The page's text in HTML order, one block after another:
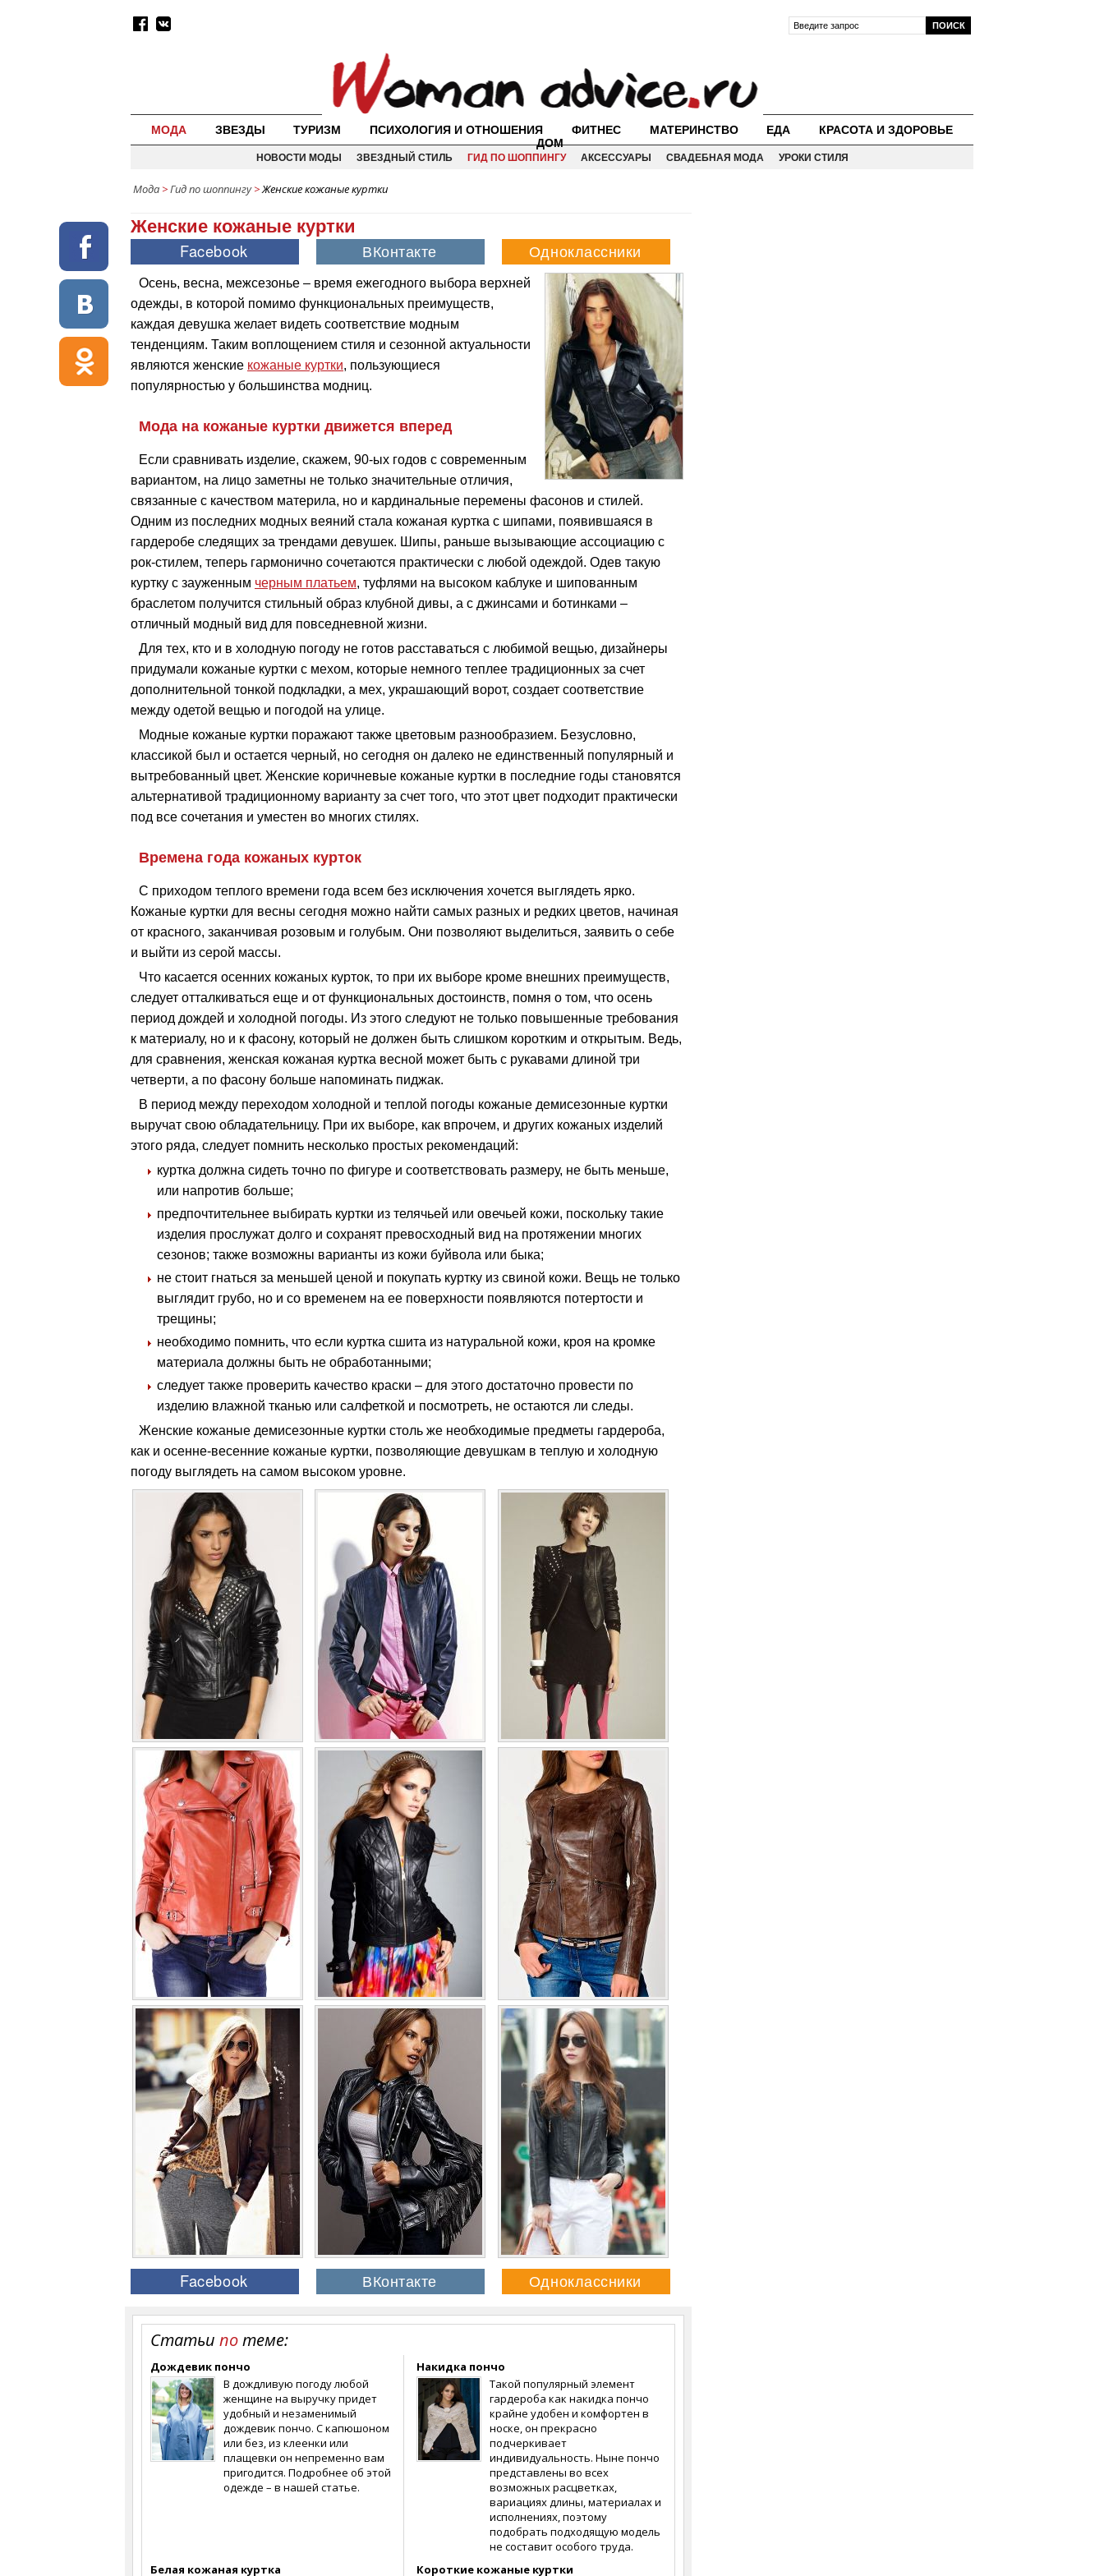
МОДА ЗВЕЗДЫ ТУРИЗМ ПСИХОЛОГИЯ И ОТНОШЕНИЯ ФИТНЕС МАТЕРИНСТВО ЕДА
КРАСОТА И ЗДОРОВЬЕ
ДОМ
НОВОСТИ МОДЫ ЗВЕЗДНЫЙ СТИЛЬ ГИД ПО ШОППИНГУ АКСЕССУАРЫ СВАДЕБНАЯ МОДА УРОКИ СТИЛЯ
Мода >Гид по шоппингу>Женские кожаные куртки
Женские кожаные куртки
Осень, весна, межсезонье – время ежегодного выбора верхней
одежды, в которой помимо функциональных преимуществ,
каждая девушка желает видеть соответствие модным
тенденциям. Таким воплощением стиля и сезонной актуальности
являются женские кожаные куртки, пользующиеся
популярностью у большинства модниц.
Мода на кожаные куртки движется вперед
Если сравнивать изделие, скажем, 90-ых годов с современным
вариантом, на лицо заметны не только значительные отличия,
связанные с качеством материла, но и кардинальные перемены фасонов и стилей.
Одним из последних модных веяний стала кожаная куртка с шипами, появившаяся в
гардеробе следящих за трендами девушек. Шипы, раньше вызывающие ассоциацию с
рок-стилем, теперь гармонично сочетаются практически с любой одеждой. Одев такую
куртку с зауженным черным платьем, туфлями на высоком каблуке и шипованным
браслетом получится стильный образ клубной дивы, а с джинсами и ботинками –
отличный модный вид для повседневной жизни.
Для тех, кто и в холодную погоду не готов расставаться с любимой вещью, дизайнеры
придумали кожаные куртки с мехом, которые немного теплее традиционных за счет
дополнительной тонкой подкладки, а мех, украшающий ворот, создает соответствие
между одетой вещью и погодой на улице.
Модные кожаные куртки поражают также цветовым разнообразием. Безусловно,
классикой был и остается черный, но сегодня он далеко не единственный популярный и
вытребованный цвет. Женские коричневые кожаные куртки в последние годы становятся
альтернативой традиционному варианту за счет того, что этот цвет подходит практически
под все сочетания и уместен во многих стилях.
Времена года кожаных курток
С приходом теплого времени года всем без исключения хочется выглядеть ярко.
Кожаные куртки для весны сегодня можно найти самых разных и редких цветов, начиная
от красного, заканчивая розовым и голубым. Они позволяют выделиться, заявить о себе
и выйти из серой массы.
Что касается осенних кожаных курток, то при их выборе кроме внешних преимуществ,
следует отталкиваться еще и от функциональных достоинств, помня о том, что осень
период дождей и холодной погоды. Из этого следуют не только повышенные требования
к материалу, но и к фасону, который не должен быть слишком коротким и открытым. Ведь,
для сравнения, женская кожаная куртка весной может быть с рукавами длиной три
четверти, а по фасону больше напоминать пиджак.
В период между переходом холодной и теплой погоды кожаные демисезонные куртки
выручат свою обладательницу. При их выборе, как впрочем, и других кожаных изделий
этого ряда, следует помнить несколько простых рекомендаций:
куртка должна сидеть точно по фигуре и соответствовать размеру, не быть меньше,
или напротив больше;
предпочтительнее выбирать куртки из телячьей или овечьей кожи, поскольку такие
изделия прослужат долго и сохранят превосходный вид на протяжении многих
сезонов; также возможны варианты из кожи буйвола или быка;
не стоит гнаться за меньшей ценой и покупать куртку из свиной кожи. Вещь не только
выглядит грубо, но и со временем на ее поверхности появляются потертости и
трещины;
необходимо помнить, что если куртка сшита из натуральной кожи, кроя на кромке
материала должны быть не обработанными;
следует также проверить качество краски – для этого достаточно провести по
изделию влажной тканью или салфеткой и посмотреть, не остаются ли следы.
Женские кожаные демисезонные куртки столь же необходимые предметы гардероба,
как и осенне-весенние кожаные куртки, позволяющие девушкам в теплую и холодную
погоду выглядеть на самом высоком уровне.
Статьи потеме:
Дождевик пончо
В дождливую погоду любой
женщине на выручку придет
удобный и незаменимый
дождевик пончо. С капюшоном
или без, из клеенки или
плащевки он непременно вам
пригодится. Подробнее об этой
одежде – в нашей статье.
Накидка пончо
Такой популярный элемент
гардероба как накидка пончо
крайне удобен и комфортен в
носке, он прекрасно
подчеркивает
индивидуальность. Ныне пончо
представлены во всех
возможных расцветках,
вариациях длины, материалах и
исполнениях, поэтому
подобрать подходящую модель
не составит особого труда.
Белая кожаная куртка
Короткие кожаные куртки